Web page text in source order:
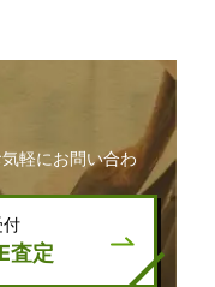
軽にお問い合わ
付
査定